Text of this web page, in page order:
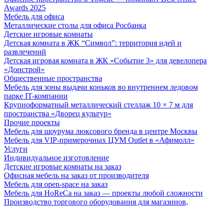
Awards 2025
Мебель для офиса
Металлические столы для офиса Росбанка
Детские игровые комнаты
Детская комната в ЖК “Символ”: территория идей и
развлечений
Детская игровая комната в ЖК «Событие 3» для девелопера
«Донстрой»
Общественные пространства
Мебель для зоны выдачи коньков во внутреннем ледовом
парке IT-компании
Крупноформатный металлический стеллаж 10 × 7 м для
пространства «Дворец культур»
Прочие проекты
Мебель для шоурума люксового бренда в центре Москвы
Мебель для VIP-примерочных ЦУМ Outlet в «Афимолл»
Услуги
Индивидуальное изготовление
Детские игровые комнаты на заказ
Офисная мебель на заказ от производителя
Мебель для open-space на заказ
Мебель для HoReCa на заказ — проекты любой сложности
Производство торгового оборудования для магазинов,